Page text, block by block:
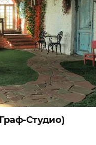
Студио)